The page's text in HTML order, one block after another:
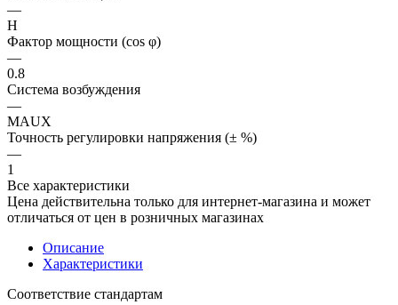
—
H
Фактор мощности (cos φ)
—
0.8
Система возбуждения
—
MAUX
Точность регулировки напряжения (± %)
—
1
Все характеристики
Цена действительна только для интернет-магазина и может
отличаться от цен в розничных магазинах
Описание
Характеристики
Соответствие стандартам